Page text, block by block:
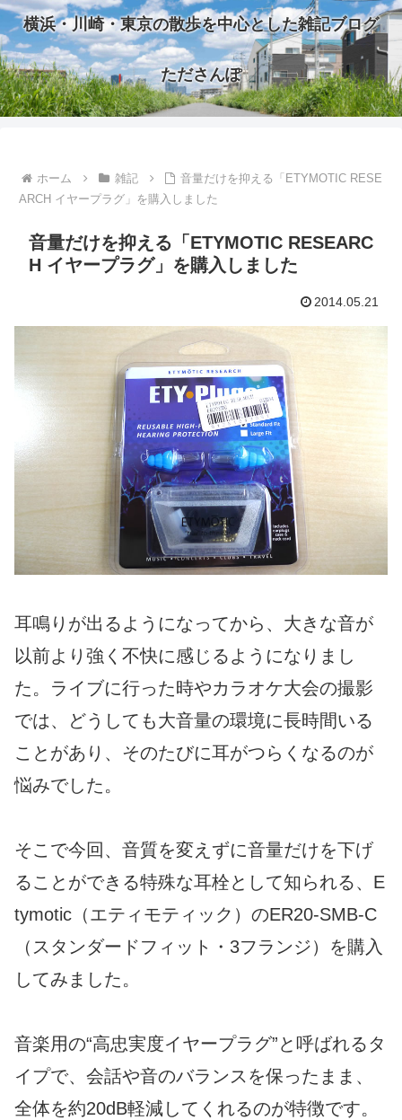
横浜・川崎・東京の散歩を中心とした雑記ブログ
たださんぽ
ホーム 雑記
音量だけを抑える「ETYMOTIC RESE
ARCH イヤープラグ」を購入しました
音量だけを抑える「ETYMOTIC RESEARC
H イヤープラグ」を購入しました
2014.05.21
耳鳴りが出るようになってから、大きな音が
以前より強く不快に感じるようになりまし
た。ライブに行った時やカラオケ大会の撮影
では、どうしても大音量の環境に長時間いる
ことがあり、そのたびに耳がつらくなるのが
悩みでした。
そこで今回、音質を変えずに音量だけを下げ
ることができる特殊な耳栓として知られる、E
tymotic（エティモティック）のER20-SMB-C
（スタンダードフィット・3フランジ）を購入
してみました。
音楽用の“高忠実度イヤープラグ”と呼ばれるタ
イプで、会話や音のバランスを保ったまま、
全体を約20dB軽減してくれるのが特徴です。